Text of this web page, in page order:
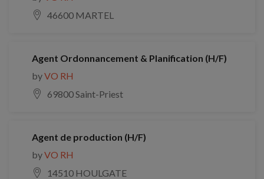
46600 MARTEL
Agent Ordonnancement & Planification (H/F)
byVO RH
69800 Saint-Priest
Agent de production (H/F)
byVO RH
14510 HOULGATE